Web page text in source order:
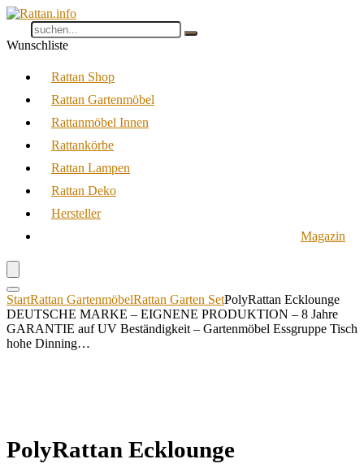
Wunschliste
Rattan Shop
Rattan Gartenmöbel
Rattanmöbel Innen
Rattankörbe
Rattan Lampen
Rattan Deko
Hersteller
Magazin
StartRattan GartenmöbelRattan Garten SetPolyRattan Ecklounge
DEUTSCHE MARKE – EIGNENE PRODUKTION – 8 Jahre
GARANTIE auf UV Beständigkeit – Gartenmöbel Essgruppe Tisch
hohe Dinning…
PolyRattan Ecklounge